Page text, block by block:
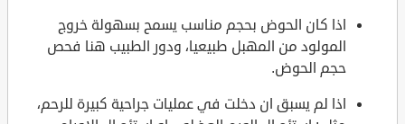
اذا كان الحوض بحجم مناسب يسمح بسهولة خروج
المولود من المهبل طبيعيا، ودور الطبيب هنا فحص
حجم الحوض.
اذا لم يسبق ان دخلت في عمليات جراحية كبيرة للرحم،